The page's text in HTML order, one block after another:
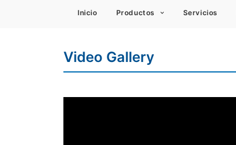
Inicio Productos Servicios
Video Gallery